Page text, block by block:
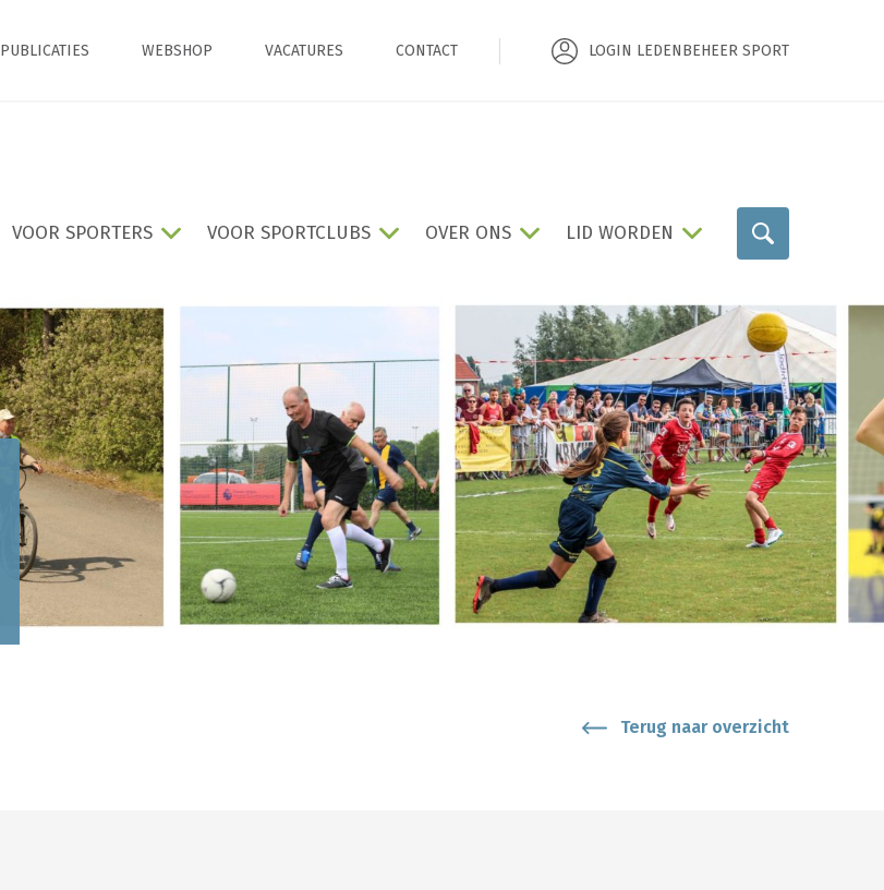
PUBLICATIES WEBSHOP VACATURES CONTACT LOGIN LEDENBEHEER SPORT
VOOR SPORTERS VOOR SPORTCLUBS OVER ONS LID WORDEN
Terug naar overzicht